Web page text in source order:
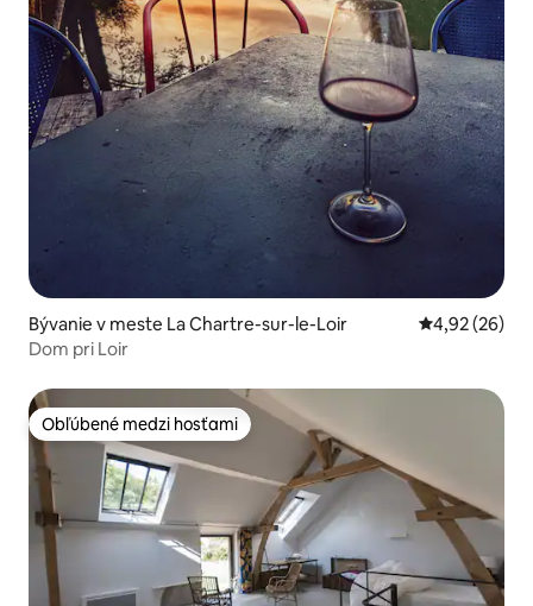
Bývanie v meste La Chartre-sur-le-Loir Priemerné
4,92 (26)
Dom pri Loir
Obľúbené medzi hosťami
Obľúbené medzi hosťami